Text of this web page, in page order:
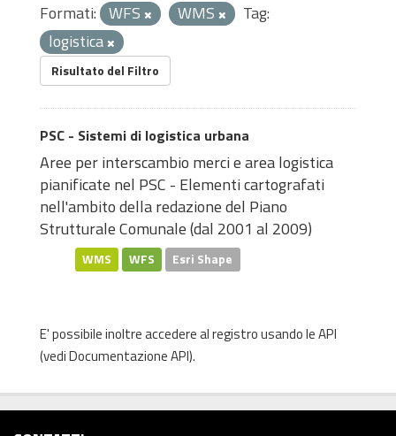
Formati: WFS WMS
Tag:
logistica
Risultato del Filtro
PSC - Sistemi di logistica urbana
Aree per interscambio merci e area logistica
pianificate nel PSC - Elementi cartografati
nell'ambito della redazione del Piano
Strutturale Comunale (dal 2001 al 2009)
WMS WFS Esri Shape
E' possibile inoltre accedere al registro usando leAPI
(vediDocumentazione API).